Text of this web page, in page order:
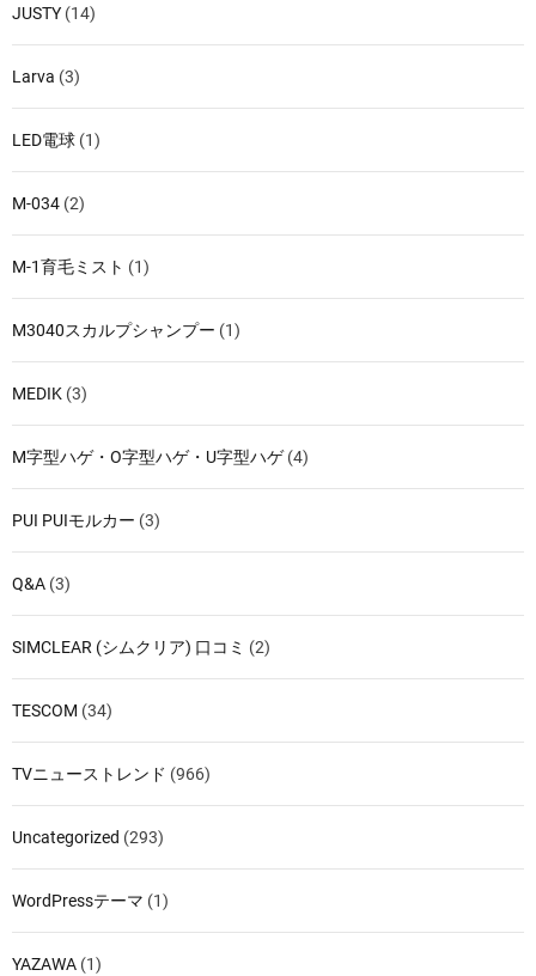
JUSTY (14)
Larva (3)
LED電球 (1)
M-034 (2)
M-1育毛ミスト (1)
M3040スカルプシャンプー (1)
MEDIK (3)
M字型ハゲ・O字型ハゲ・U字型ハゲ(4)
PUI PUIモルカー (3)
Q&A (3)
SIMCLEAR (シムクリア) 口コミ (2)
TESCOM (34)
TVニューストレンド (966)
Uncategorized (293)
WordPressテーマ (1)
YAZAWA (1)